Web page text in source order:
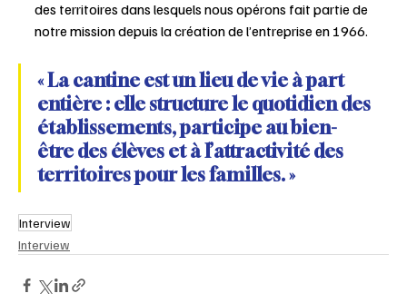
des territoires dans lesquels nous opérons fait partie de
notre mission depuis la création de l’entreprise en 1966.
« La cantine est un lieu de vie à part
entière : elle structure le quotidien des
établissements, participe au bien-
être des élèves et à l’attractivité des
territoires pour les familles. »
Interview
Interview